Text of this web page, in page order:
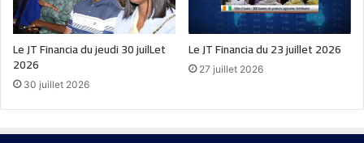
Le JT Financia du jeudi 30 juilLet
2026
30 juillet 2026
Le JT Financia du 23 juillet 2026
27 juillet 2026